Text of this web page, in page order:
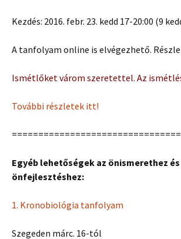
Kezdés: 2016. febr. 23. kedd 17-20:00 (9
A tanfolyam online is elvégezhető.
Ismétlőket várom szeretettel. Az
További részletek itt!
Egyéb lehetőségek az önismerethez és
önfejlesztéshez:
1. Kronobiológia tanfolyam
Szegeden márc. 16-tól